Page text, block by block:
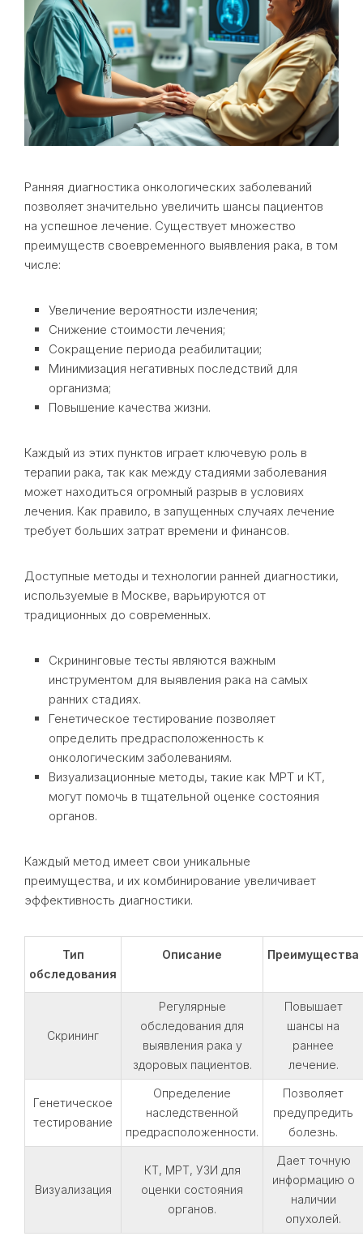
Ранняя диагностика онкологических заболеваний
позволяет значительно увеличить шансы пациентов
на успешное лечение. Существует множество
преимуществ своевременного выявления рака, в том
числе:
Увеличение вероятности излечения;
Снижение стоимости лечения;
Сокращение периода реабилитации;
Минимизация негативных последствий для
организма;
Повышение качества жизни.
Каждый из этих пунктов играет ключевую роль в
терапии рака, так как между стадиями заболевания
может находиться огромный разрыв в условиях
лечения. Как правило, в запущенных случаях лечение
требует больших затрат времени и финансов.
Доступные методы и технологии ранней диагностики,
используемые в Москве, варьируются от
традиционных до современных.
Скрининговые тесты являются важным
инструментом для выявления рака на самых
ранних стадиях.
Генетическое тестирование позволяет
определить предрасположенность к
онкологическим заболеваниям.
Визуализационные методы, такие как МРТ и КТ,
могут помочь в тщательной оценке состояния
органов.
Каждый метод имеет свои уникальные
преимущества, и их комбинирование увеличивает
эффективность диагностики.
Тип
обследования
Описание Преимущества
Скрининг
Регулярные
обследования для
выявления рака у
здоровых пациентов.
Повышает
шансы на
раннее
лечение.
Генетическое
тестирование
Определение
наследственной
предрасположенности.
Позволяет
предупредить
болезнь.
Визуализация
КТ, МРТ, УЗИ для
оценки состояния
органов.
Дает точную
информацию о
наличии
опухолей.